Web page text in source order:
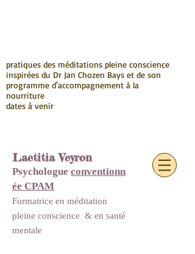
pratiques des méditations pleine conscience
inspirées du Dr Jan Chozen Bays et de son
programme d'accompagnement à la
nourriture
dates à venir
Laetitia Veyron
Psychologue conventionn
ée CPAM
Formatrice en méditation
pleine conscience & en santé
mentale